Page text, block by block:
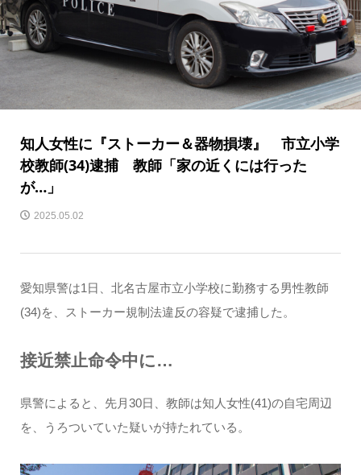
知人女性に『ストーカー＆器物損壊』 市立小学
校教師(34)逮捕 教師「家の近くには行った
が…」
2025.05.02
愛知県警は1日、北名古屋市立小学校に勤務する男性教師
(34)を、ストーカー規制法違反の容疑で逮捕した。
接近禁止命令中に…
県警によると、先月30日、教師は知人女性(41)の自宅周辺
を、うろついていた疑いが持たれている。